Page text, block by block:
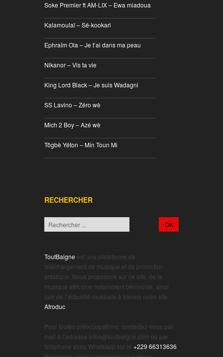
Soke Premier ft AM-LIX – Ewa miadoua
Kalamoulaï – Sé-kookari
Ephraïm Ola – Je t’ai dans ma peau
Nikanor – Vis ta vie
King Lord Black – Je suis Wadagni
SS Lavino – Zéro wè
Mich 2 Boy – Azé wè
Tôgbè Yéton – Min Toun Mi
RECHERCHER
ToutBaigne est une plateforme de
téléchargement de musique et de promotion
artistique. Nous proposons sur ce site, de la
musique africaine notamment béninoise, ainsi
que de l’actualité musicale à travers notre site
Afroduc
Pour toutes préoccupations, contactez-nous par
mail à l’adresse infos@toutbaigne.com ou par
téléphone et/ou Whatsapp sur le +229 66313636